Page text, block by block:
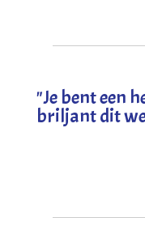
"Je bent een
briljant dit